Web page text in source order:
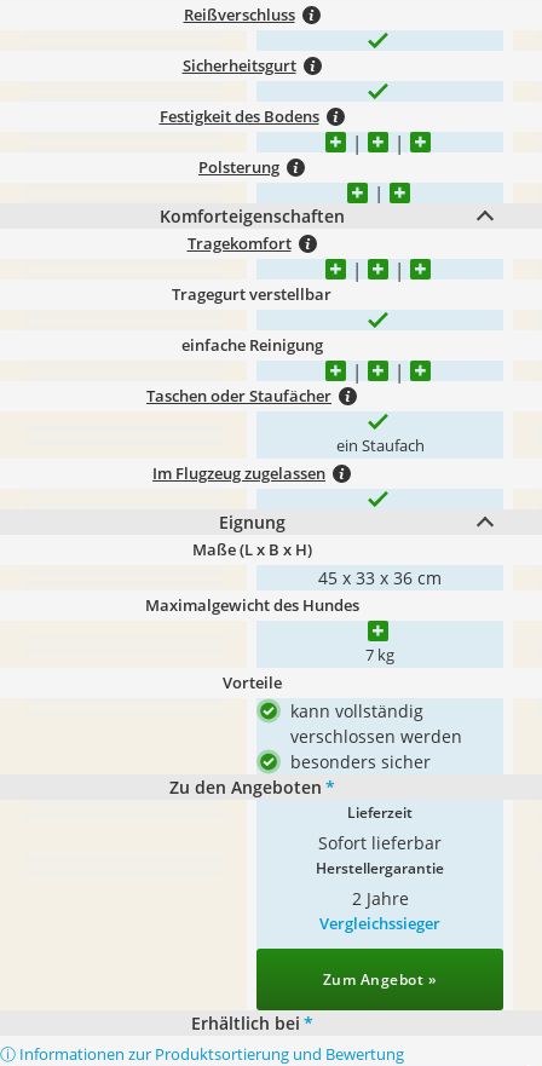
Reißverschluss
Sicherheitsgurt
Festigkeit des Bodens
Polsterung
Komforteigenschaften
Tragekomfort
Tragegurt verstellbar
einfache Reinigung
Taschen oder Staufächer
ein Staufach
Im Flugzeug zugelassen
Eignung
Maße (L x B x H)
45 x 33 x 36 cm
Maximalgewicht des Hundes
7 kg
Vorteile
kann vollständig
verschlossen werden
besonders sicher
Zu den Angeboten *
Lieferzeit
Sofort lieferbar
Herstellergarantie
2 Jahre
Vergleichssieger
Zum Angebot »
Erhältlich bei *
ⓘ Informationen zur Produktsortierung und Bewertung